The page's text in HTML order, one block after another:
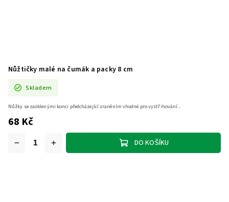
Nůžtičky malé na čumák a packy 8 cm
Skladem
68 Kč
DO KOŠÍKU
Nůžky se zaoblenými konci předcházející zraněním vhodné pro vystřihování...